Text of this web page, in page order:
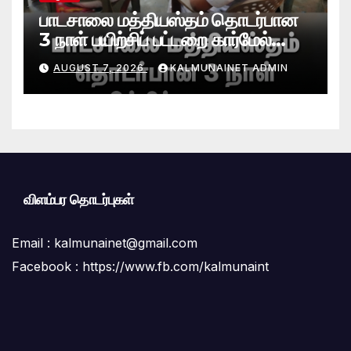
பாடசாலை மத்தியஸ்தம் தொடர்பான
3 நாள் பயிற்சிப் பட்டறை கார்மேல்
பற்றிமாவில் நிறைவு!முரண்பாடுகளைத்
தீர்க்கும் முறைகள் குறித்துத்
தெளிவூட்டல்
AUGUST 7, 2026 KALMUNAINET ADMIN
விளம்பர தொடர்புகள்
Email : kalmunainet@gmail.com
Facebook : https://www.fb.com/kalmunaint